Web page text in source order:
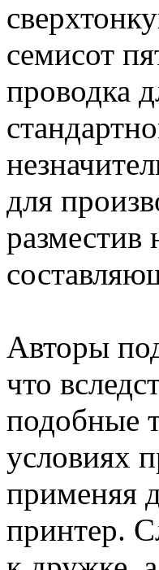
семисот
проводка
для
разместив
Авторы
что
подобные
условиях
применяя
принтер.